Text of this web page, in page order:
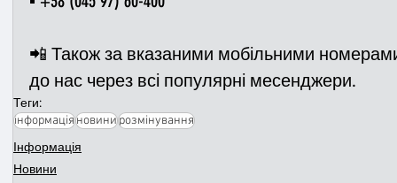
📲 Також за вказаними мобільними
до нас через всі популярні месенджери.
Теги:
інформаціяновинирозмінування
Інформація
Новини